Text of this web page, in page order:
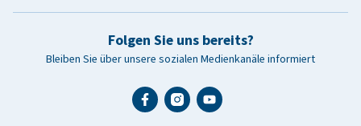
Folgen Sie uns bereits?
Bleiben Sie über unsere sozialen Medienkanäle informiert